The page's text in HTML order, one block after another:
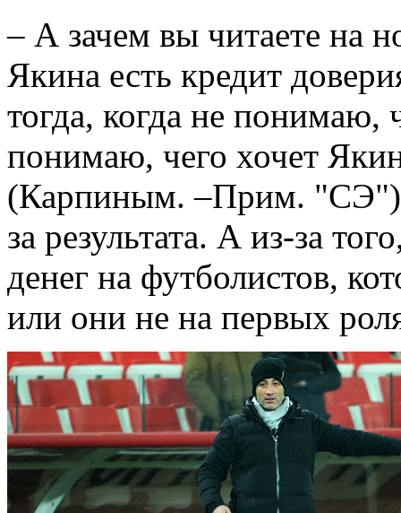
– А зачем вы читаете на
Якина есть кредит
тогда, когда не понимаю,
понимаю, чего хочет
(Карпиным. –Прим. "СЭ")
за результата. А из-за
денег на футболистов,
или они не на первых